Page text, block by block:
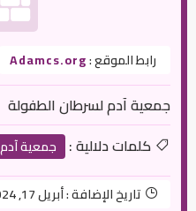
رابط الموقع :Adamcs.org
جمعية آدم لسرطان الطفولة
كلمات دلالية :
جمعية
تاريخ الإضافة :أبريل 17, 2024